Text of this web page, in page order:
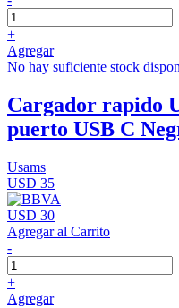
+
Agregar
No hay suficiente stock
Cargador rapido
puerto USB C
Usams
USD 35
USD 30
Agregar al Carrito
-
+
Agregar